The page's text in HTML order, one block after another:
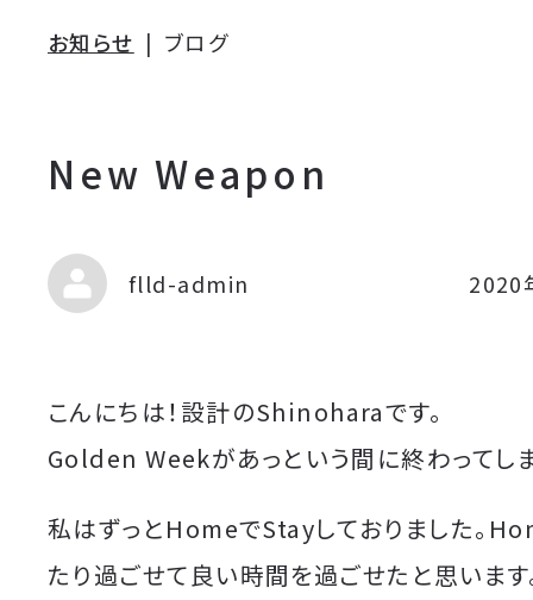
お知らせ ブログ
New Weapon
2020
flld-admin
こんにちは！設計のShinoharaです。
Golden Weekがあっという間に終わってし
私はずっとHomeでStayしておりました。
たり過ごせて良い時間を過ごせたと思います